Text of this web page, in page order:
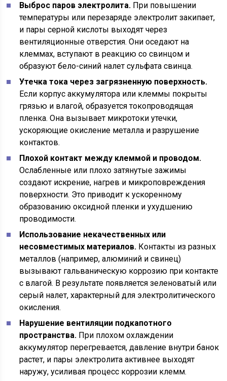
Выброс паров электролита. При повышении
температуры или перезаряде электролит закипает,
и пары серной кислоты выходят через
вентиляционные отверстия. Они оседают на
клеммах, вступают в реакцию со свинцом и
образуют бело-синий налет сульфата свинца.
Утечка тока через загрязненную поверхность.
Если корпус аккумулятора или клеммы покрыты
грязью и влагой, образуется токопроводящая
пленка. Она вызывает микротоки утечки,
ускоряющие окисление металла и разрушение
контактов.
Плохой контакт между клеммой и проводом.
Ослабленные или плохо затянутые зажимы
создают искрение, нагрев и микроповреждения
поверхности. Это приводит к ускоренному
образованию оксидной пленки и ухудшению
проводимости.
Использование некачественных или
несовместимых материалов. Контакты из разных
металлов (например, алюминий и свинец)
вызывают гальваническую коррозию при контакте
с влагой. В результате появляется зеленоватый или
серый налет, характерный для электролитического
окисления.
Нарушение вентиляции подкапотного
пространства. При плохом охлаждении
аккумулятор перегревается, давление внутри банок
растет, и пары электролита активнее выходят
наружу, усиливая процесс коррозии клемм.